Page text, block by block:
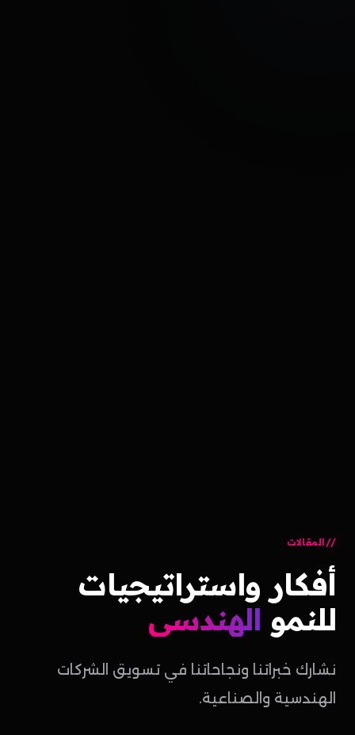
المقالات
أفكار واستراتيجيات
للنمو الهندسي
نشارك خبراتنا ونجاحاتنا في تسويق الشركات
الهندسية والصناعية.